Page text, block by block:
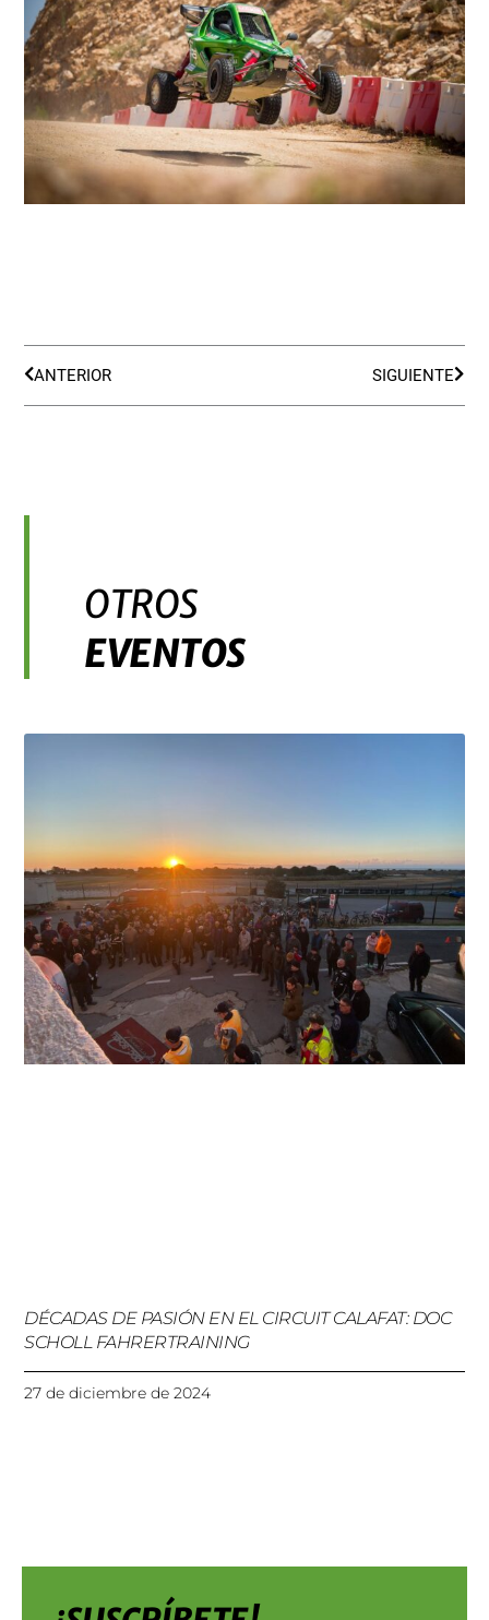
ANTERIOR
SIGUIENTE
OTROS
EVENTOS
DÉCADAS DE PASIÓN EN EL CIRCUIT CALAFAT: DOC
SCHOLL FAHRERTRAINING
27 de diciembre de 2024